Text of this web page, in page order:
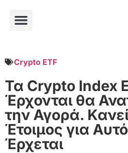
Crypto ETF
Τα Crypto Index
Έρχονται θα
την Αγορά.
Έτοιμος για
Έρχεται